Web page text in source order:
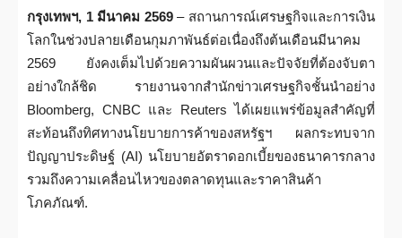
กรุงเทพฯ, 1 มีนาคม 2569– สถานการณ์เศรษฐกิจและการเงิน
โลกในช่วงปลายเดือนกุมภาพันธ์ต่อเนื่องถึงต้นเดือนมีนาคม
2569 ยังคงเต็มไปด้วยความผันผวนและปัจจัยที่ต้องจับตา
อย่างใกล้ชิด รายงานจากสำนักข่าวเศรษฐกิจชั้นนำอย่าง
Bloomberg, CNBC และ Reuters ได้เผยแพร่ข้อมูลสำคัญที่
สะท้อนถึงทิศทางนโยบายการค้าของสหรัฐฯ ผลกระทบจาก
ปัญญาประดิษฐ์ (AI) นโยบายอัตราดอกเบี้ยของธนาคารกลาง
รวมถึงความเคลื่อนไหวของตลาดทุนและราคาสินค้า
โภคภัณฑ์.